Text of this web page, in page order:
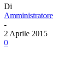
Di
Amministratore
-
2 Aprile 2015
0